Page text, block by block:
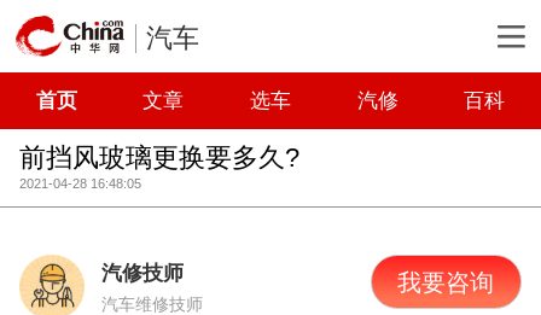
汽车
首页 文章 选车 汽修 百科
前挡风玻璃更换要多久?
2021-04-28 16:48:05
汽修技师
汽车维修技师
我要咨询